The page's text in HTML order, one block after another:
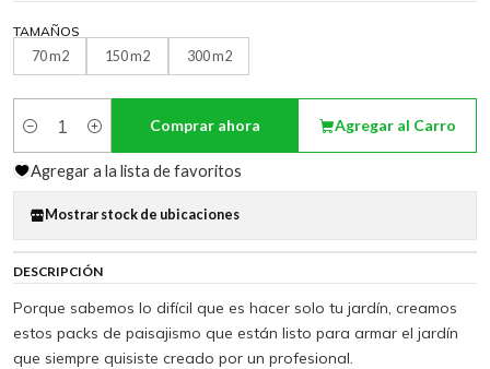
TAMAÑOS
70 m2
150 m2 300 m2
Cantidad
Agregar al Carro
Comprar ahora
Agregar a la lista de favoritos
Mostrar stock de ubicaciones
DESCRIPCIÓN
Porque sabemos lo difícil que es hacer solo tu jardín, creamos
estos packs de paisajismo que están listo para armar el jardín
que siempre quisiste creado por un profesional.